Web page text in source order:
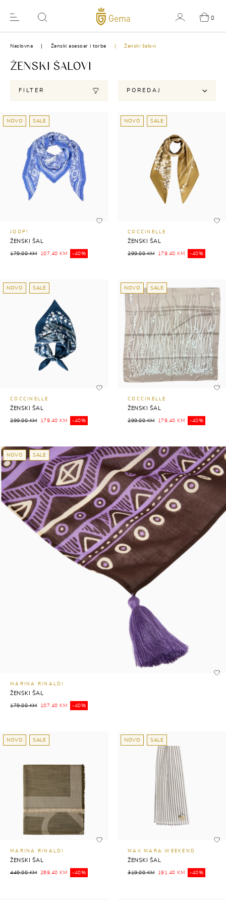
0
Naslovna Ženski asesoar i torbe Ženski šalovi
ŽENSKI ŠALOVI
FILTER POREDAJ
NOVO SALE
JOOP!
ŽENSKI ŠAL
179,00 KM 107,40 KM -40%
NOVO SALE
COCCINELLE
ŽENSKI ŠAL
299,00 KM 179,40 KM -40%
NOVO SALE
COCCINELLE
ŽENSKI ŠAL
299,00 KM 179,40 KM -40%
NOVO SALE
COCCINELLE
ŽENSKI ŠAL
299,00 KM 179,40 KM -40%
NOVO SALE
MARINA RINALDI
ŽENSKI ŠAL
179,00 KM 107,40 KM -40%
NOVO SALE
MARINA RINALDI
ŽENSKI ŠAL
449,00 KM 269,40 KM -40%
NOVO SALE
MAX MARA WEEKEND
ŽENSKI ŠAL
319,00 KM 191,40 KM -40%